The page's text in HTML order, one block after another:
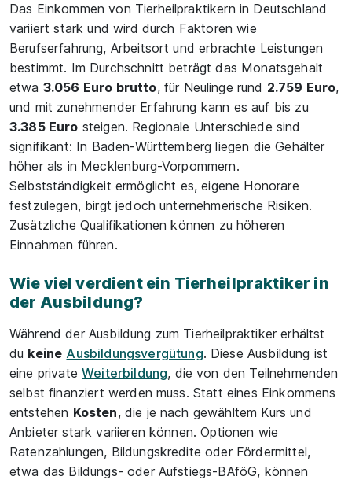
Das Einkommen von Tierheilpraktikern in Deutschland
variiert stark und wird durch Faktoren wie
Berufserfahrung, Arbeitsort und erbrachte Leistungen
bestimmt. Im Durchschnitt beträgt das Monatsgehalt
etwa 3.056 Euro brutto, für Neulinge rund 2.759 Euro,
und mit zunehmender Erfahrung kann es auf bis zu
3.385 Euro steigen. Regionale Unterschiede sind
signifikant: In Baden-Württemberg liegen die Gehälter
höher als in Mecklenburg-Vorpommern.
Selbstständigkeit ermöglicht es, eigene Honorare
festzulegen, birgt jedoch unternehmerische Risiken.
Zusätzliche Qualifikationen können zu höheren
Einnahmen führen.
Wie viel verdient ein Tierheilpraktiker in
der Ausbildung?
Während der Ausbildung zum Tierheilpraktiker erhältst
du keine Ausbildungsvergütung. Diese Ausbildung ist
eine privateWeiterbildung, die von den Teilnehmenden
selbst finanziert werden muss. Statt eines Einkommens
entstehen Kosten, die je nach gewähltem Kurs und
Anbieter stark variieren können. Optionen wie
Ratenzahlungen, Bildungskredite oder Fördermittel,
etwa das Bildungs- oder Aufstiegs-BAföG, können